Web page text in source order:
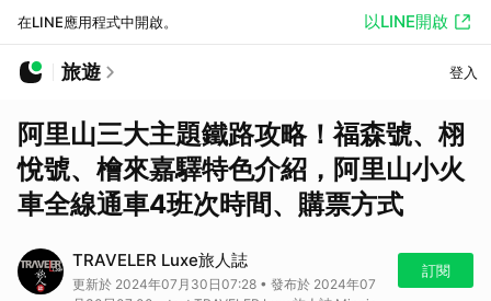
在LINE應用程式中開啟。 以LINE開啟
旅遊 登入
阿里山三大主題鐵路攻略！福森號、栩
悅號、檜來嘉驛特色介紹，阿里山小火
車全線通車4班次時間、購票方式
TRAVELER Luxe旅人誌
更新於 2024年07月30日07:28 • 發布於 2024年07
訂閱